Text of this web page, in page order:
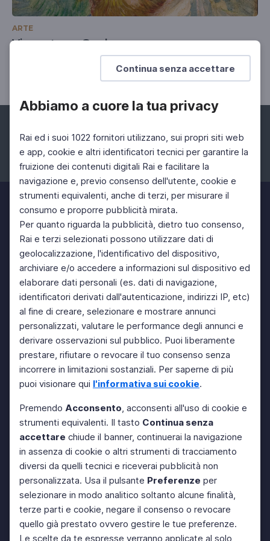
Continua senza accettare
Abbiamo a cuore la tua privacy
Rai ed i suoi 1022 fornitori utilizzano, sui propri siti web
e app, cookie e altri identificatori tecnici per garantire la
fruizione dei contenuti digitali Rai e facilitare la
navigazione e, previo consenso dell'utente, cookie e
strumenti equivalenti, anche di terzi, per misurare il
consumo e proporre pubblicità mirata.
Per quanto riguarda la pubblicità, dietro tuo consenso,
Rai e terzi selezionati possono utilizzare dati di
geolocalizzazione, l'identificativo del dispositivo,
archiviare e/o accedere a informazioni sul dispositivo ed
elaborare dati personali (es. dati di navigazione,
identificatori derivati dall'autenticazione, indirizzi IP, etc)
al fine di creare, selezionare e mostrare annunci
personalizzati, valutare le performance degli annunci e
derivare osservazioni sul pubblico. Puoi liberamente
prestare, rifiutare o revocare il tuo consenso senza
incorrere in limitazioni sostanziali. Per saperne di più
puoi visionare qui l'informativa sui cookie.
Premendo Acconsento, acconsenti all'uso di cookie e
strumenti equivalenti. Il tasto Continua senza
accettare chiude il banner, continuerai la navigazione
in assenza di cookie o altri strumenti di tracciamento
diversi da quelli tecnici e riceverai pubblicità non
personalizzata. Usa il pulsante Preferenze per
selezionare in modo analitico soltanto alcune finalità,
terze parti e cookie, negare il consenso o revocare
quello già prestato ovvero gestire le tue preferenze.
Le scelte da te espresse verranno applicate al solo
ARTE
Vincent van Gogh
Capolavori dal Kröller-Müller Museum
Facebook Instagram Twitter